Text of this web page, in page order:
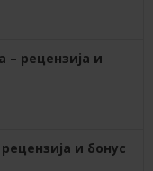
– рецензија и
и бонус